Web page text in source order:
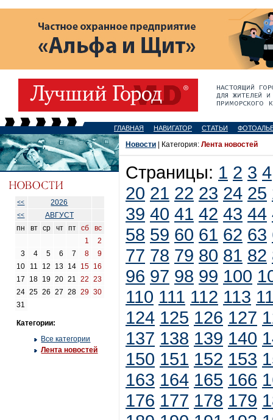
ГЛАВНАЯ НАВИГАТОР СТАТЬИ
<< 2026
<<
АВГУСТ
пн
вт ср чт пт сб
вс
1
2
3
4 5 6 7 8
9
10
11 12 13 14 15 16
17
18 19 20 21 22
23
24 25 26 27 28 29 30
31
Категории:
Все категории
Лента новостей
Новости | Категория: Лента новостей
Страницы: 1 2 3 4
20 21 22 23 24 25
39 40 41 42 43 44
58 59 60 61 62 63
77 78 79 80 81 82
96 97 98 99 100
110 111 112 113
124 125 126 127
137 138 139 140
150 151 152 153
163 164 165 166
176 177 178 179